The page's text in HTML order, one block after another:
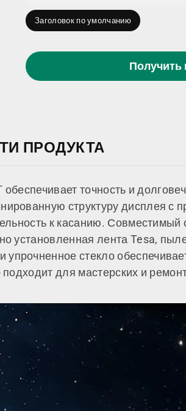
Заголовок по умолчанию
Получить
ПРОДУКТА
точность и
структуру дисплея с
к касанию.
установленная лента Tesa,
стекло
для мастерских и